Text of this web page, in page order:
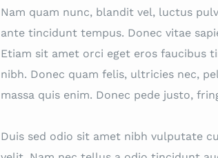
Nam quam nunc, blandit vel, luctus
ante tincidunt tempus. Donec vitae
Etiam sit amet orci eget eros faucibus
nibh. Donec quam felis, ultricies nec,
massa quis enim. Donec pede justo,
Duis sed odio sit amet nibh vulputate